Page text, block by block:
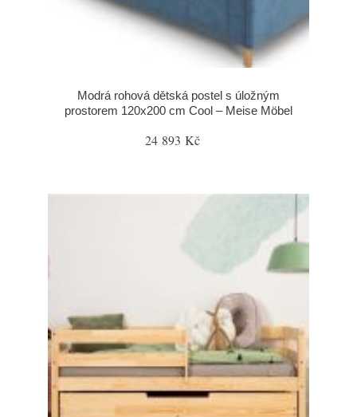
Modrá rohová dětská postel s úložným
prostorem 120x200 cm Cool – Meise Möbel
24 893 Kč